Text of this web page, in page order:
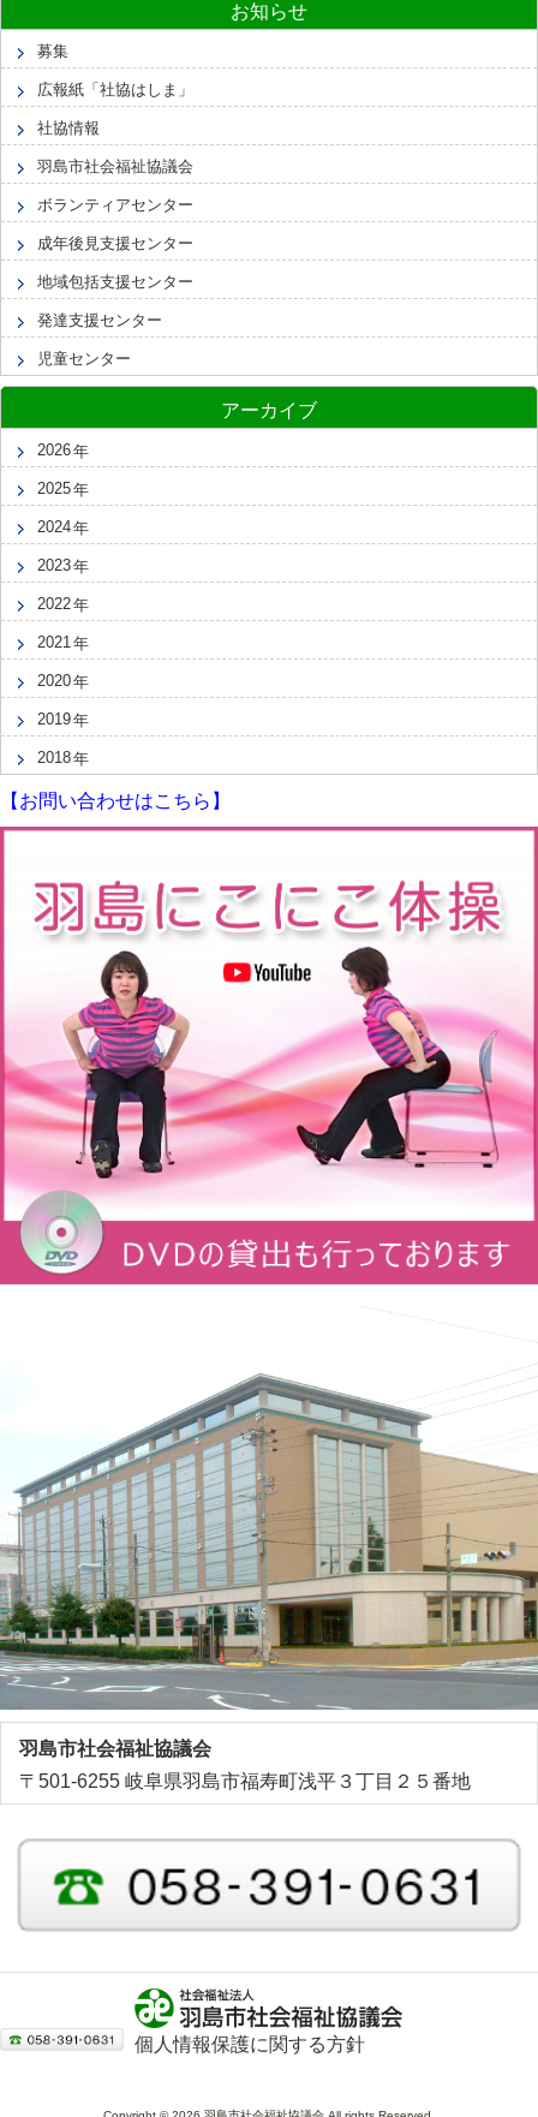
お知らせ
募集
広報紙「社協はしま」
社協情報
羽島市社会福祉協議会
ボランティアセンター
成年後見支援センター
地域包括支援センター
発達支援センター
児童センター
アーカイブ
2026
2025
2024
2023
2022
2021
2020
2019
2018
【お問い合わせはこちら】
羽島市社会福祉協議会
〒501-6255 岐阜県羽島市福寿町浅平３丁目２５番地
個人情報保護に関する方針